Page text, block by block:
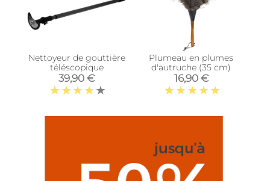
Nettoyeur de gouttière
téléscopique
39,90 €
Plumeau en plumes
d'autruche (35 cm)
16,90 €